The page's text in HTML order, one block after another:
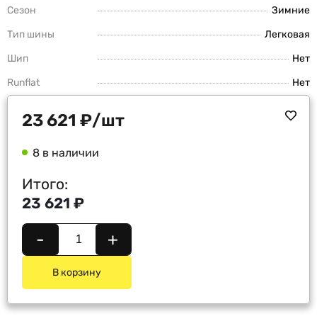
Сезон
Зимние
Тип шины
Легковая
Шип
Нет
Runflat
Нет
23 621 ₽/шт
8 в наличии
Итого:
23 621 ₽
- +
В корзину